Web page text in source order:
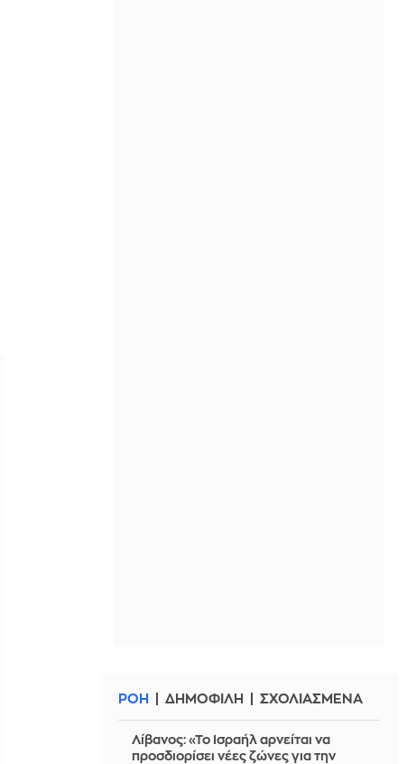
ΡΟΗ ΔΗΜΟΦΙΛΗ ΣΧΟΛΙΑΣΜΕΝΑ
Λίβανος: «Το Ισραήλ αρνείται να
προσδιορίσει νέες ζώνες για την